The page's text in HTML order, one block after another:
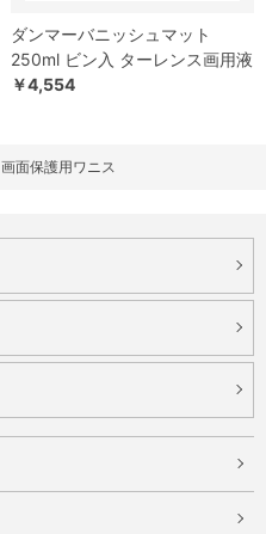
ダンマーバニッシュマット
250ml ビン入 ターレンス画用液
￥4,554
画面保護用ワニス